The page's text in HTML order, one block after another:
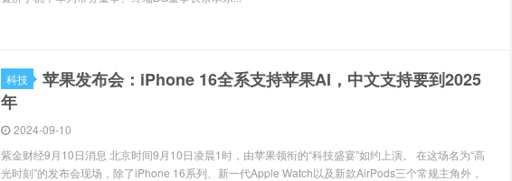
科技
苹果发布会：iPhone 16全系支持苹果AI，中文支持要到2025
年
2024-09-10
紫金财经9月10日消息 北京时间9月10日凌晨1时，由苹果领衔的“科技盛宴”如约上演。 在这场名为“高
光时刻”的发布会现场，除了iPhone 16系列、新一代Apple Watch以及新款AirPods三个常规主角外，